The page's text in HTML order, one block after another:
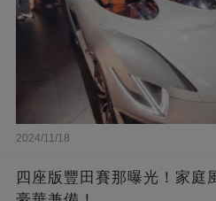
2024/11/18
四座版豐田賽那曝光！家庭